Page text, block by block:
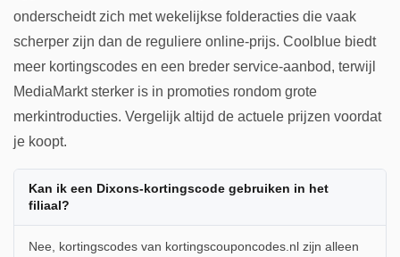
onderscheidt zich met wekelijkse folderacties die vaak
scherper zijn dan de reguliere online-prijs. Coolblue biedt
meer kortingscodes en een breder service-aanbod, terwijl
MediaMarkt sterker is in promoties rondom grote
merkintroducties. Vergelijk altijd de actuele prijzen voordat
je koopt.
Kan ik een Dixons-kortingscode gebruiken in het
filiaal?
Nee, kortingscodes van kortingscouponcodes.nl zijn alleen